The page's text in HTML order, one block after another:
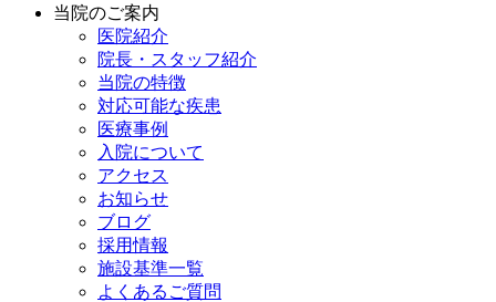
当院のご案内
医院紹介
院長・スタッフ紹介
当院の特徴
対応可能な疾患
医療事例
入院について
アクセス
お知らせ
ブログ
採用情報
施設基準一覧
よくあるご質問